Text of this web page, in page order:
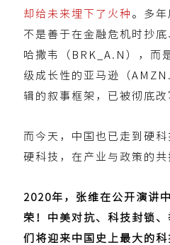
却给未来埋下了火种 。多年
不是善于在金融危机时抄
哈撒韦（BRK_A.N），而
级成长性的亚马逊（
辑的叙事框架，已被彻底改
而今天，中国也已走到硬
硬科技，在产业与政策的共
2020年，张维在公开演讲
荣！中美对抗、科技封锁
们将迎来中国史上最大的